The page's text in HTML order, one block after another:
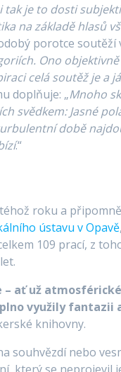
je to dosti
na základě hlasů
porotce soutěží
Ono
celá soutěž je a
doplňuje: „Mnoho
svědkem: Jasné
době
.“
roku a
ústavu v Opavě
109 prací, z
ať už
využily fantazii
knihovny.
souhvězdí nebo